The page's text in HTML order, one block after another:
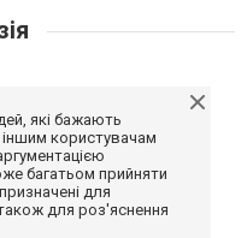
які бажають
користувачам
багатьом прийняти
для
для роз'яснення